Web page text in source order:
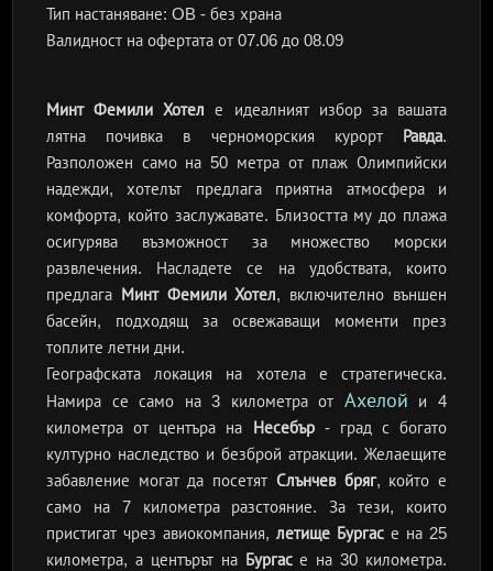
Тип настаняване:OB - без храна
Валидност на офертатаот 07.06 до 08.09
Минт Фемили Хотел е идеалният избор за вашата
лятна почивка в черноморския курорт Равда.
Разположен само на 50 метра от плаж Олимпийски
надежди, хотелът предлага приятна атмосфера и
комфорта, който заслужавате. Близостта му до плажа
осигурява възможност за множество морски
развлечения. Насладете се на удобствата, които
предлага Минт Фемили Хотел, включително външен
басейн, подходящ за освежаващи моменти през
топлите летни дни.
Географската локация на хотела е стратегическа.
Намира се само на 3 километра от Ахелой и 4
километра от центъра на Несебър- град с богато
културно наследство и безброй атракции. Желаещите
забавление могат да посетят Слънчев бряг, който е
само на 7 километра разстояние. За тези, които
пристигат чрез авиокомпания,летище Бургас е на 25
километра, а центърът на Бургасе на 30 километра.